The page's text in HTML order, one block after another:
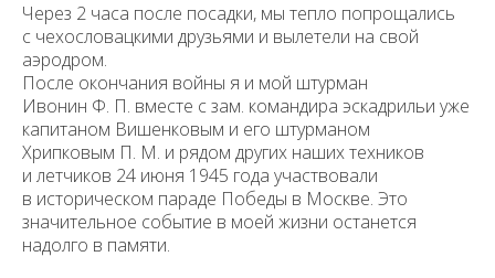
Через 2 часа после посадки, мы тепло попрощались
с чехословацкими друзьями и вылетели на свой
аэродром.
После окончания войны я и мой штурман
Ивонин Ф. П. вместе с зам. командира эскадрильи уже
капитаном Вишенковым и его штурманом
Хрипковым П. М. и рядом других наших техников
и летчиков 24 июня 1945 года участвовали
в историческом параде Победы в Москве. Это
значительное событие в моей жизни останется
надолго в памяти.